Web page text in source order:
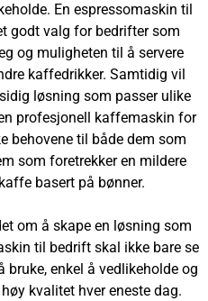
En espressomaskin til
godt valg for bedrifter som
og muligheten til å servere
kaffedrikker. Samtidig vil
løsning som passer ulike
profesjonell kaffemaskin for
behovene til både dem som
som foretrekker en mildere
basert på bønner.
om å skape en løsning som
til bedrift skal ikke bare se
enkel å vedlikeholde og
kvalitet hver eneste dag.